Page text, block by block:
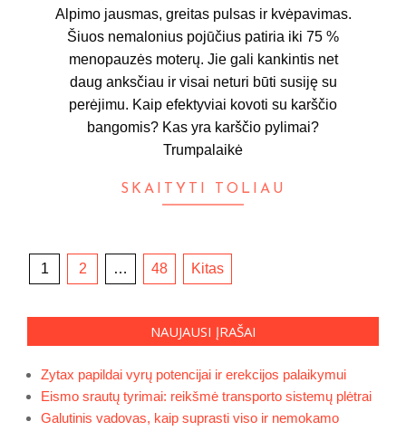
Alpimo jausmas, greitas pulsas ir kvėpavimas.
Šiuos nemalonius pojūčius patiria iki 75 %
menopauzės moterų. Jie gali kankintis net
daug anksčiau ir visai neturi būti susiję su
perėjimu. Kaip efektyviai kovoti su karščio
bangomis? Kas yra karščio pylimai?
Trumpalaikė
SKAITYTI TOLIAU
Įrašų
1 2 … 48 Kitas
NAUJAUSI ĮRAŠAI
Zytax papildai vyrų potencijai ir erekcijos palaikymui
Eismo srautų tyrimai: reikšmė transporto sistemų plėtrai
Galutinis vadovas, kaip suprasti viso ir nemokamo